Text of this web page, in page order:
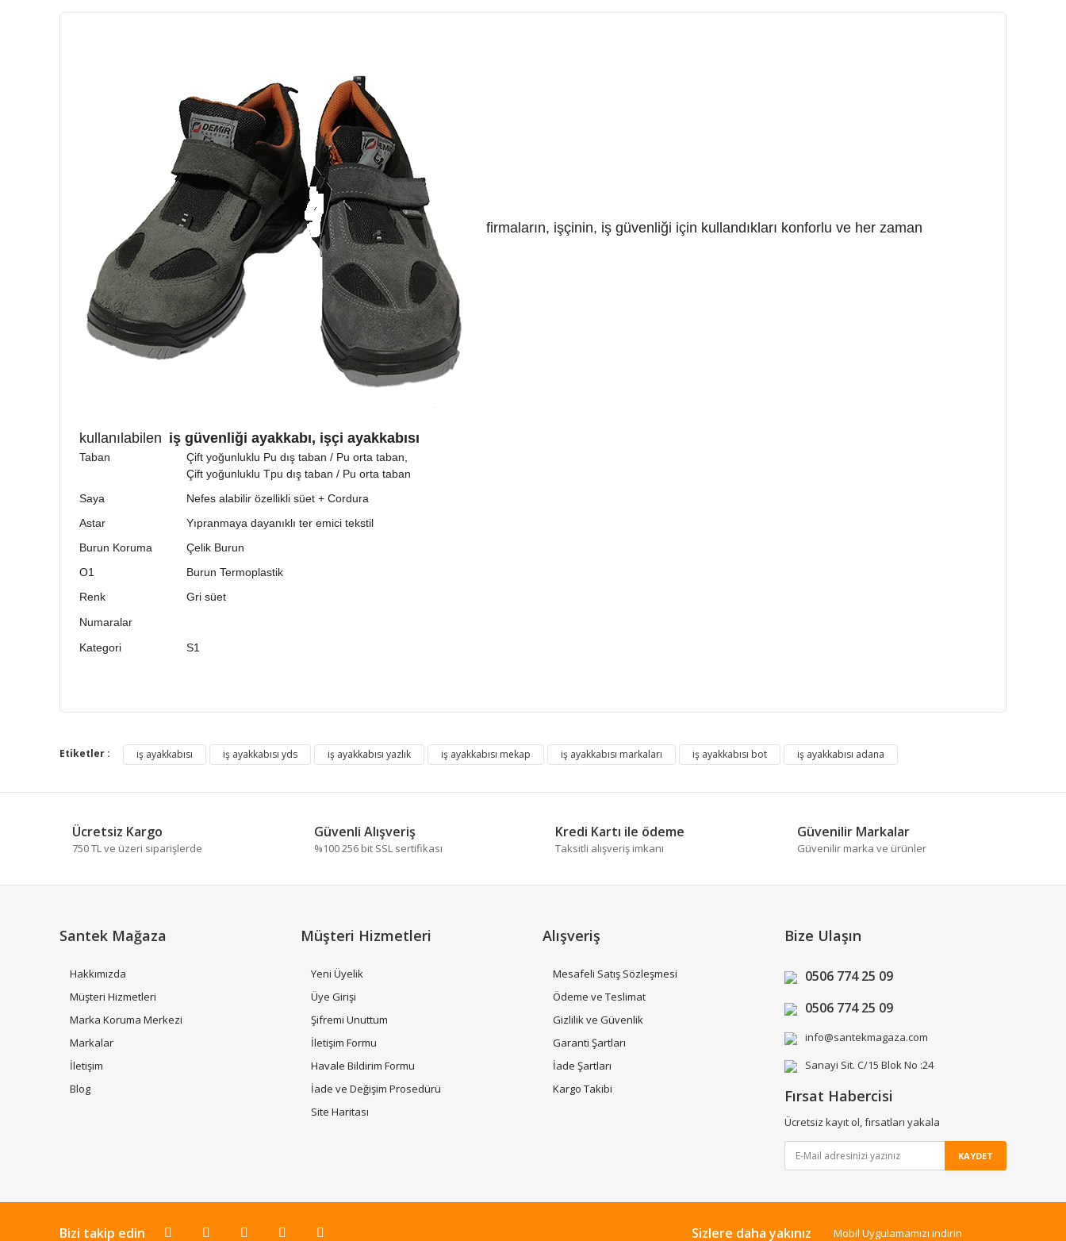
firmaların, işçinin, iş güvenliği için kullandıkları konforlu ve her zaman
kullanılabilen iş güvenliği ayakkabı, işçi ayakkabısı
Taban
Çift yoğunluklu Pu dış taban / Pu orta taban,
Çift yoğunluklu Tpu dış taban / Pu orta taban
Saya
Nefes alabilir özellikli süet + Cordura
Astar
Yıpranmaya dayanıklı ter emici tekstil
Burun Koruma
Çelik Burun
O1
Burun Termoplastik
Renk
Gri süet
Numaralar
Kategori
S1
Bu ürüne ilk yorumu siz yapın!
Görüş ve önerileriniz için teşekkür ederiz.
Ürün resmi kalitesiz, bozuk veya görüntülenemiyor.
Ürün bilgilerinde hatalar bulunuyor.
Ürün fiyatı diğer sitelerden daha pahalı.
Etiketler : iş ayakkabısı iş ayakkabısı yds iş ayakkabısı yazlık iş ayakkabısı mekap iş ayakkabısı markaları iş ayakkabısı bot iş ayakkabısı adana
Ücretsiz Kargo
750 TL ve üzeri siparişlerde
Güvenli Alışveriş
%100 256 bit SSL sertifikası
Kredi Kartı ile ödeme
Taksitli alışveriş imkanı
Güvenilir Markalar
Güvenilir marka ve ürünler
Santek Mağaza
Hakkımızda
Müşteri Hizmetleri
Marka Koruma Merkezi
Markalar
İletişim
Blog
Müşteri Hizmetleri
Yeni Üyelik
Üye Girişi
Şifremi Unuttum
İletişim Formu
Havale Bildirim Formu
İade ve Değişim Prosedürü
Site Haritası
Alışveriş
Mesafeli Satış Sözleşmesi
Ödeme ve Teslimat
Gizlilik ve Güvenlik
Garanti Şartları
İade Şartları
Kargo Takibi
Bize Ulaşın
0506 774 25 09
0506 774 25 09
info@santekmagaza.com
Sanayi Sit. C/15 Blok No :24
Fırsat Habercisi
Ücretsiz kayıt ol, fırsatları yakala
KAYDET
Bizi takip edin Sizlere daha yakınız Mobil Uygulamamızı indirin